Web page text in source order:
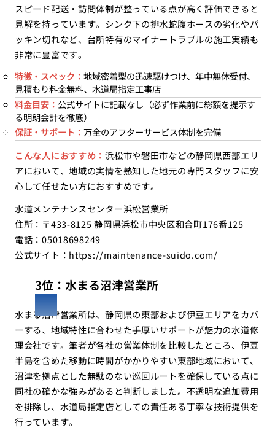
スピード配送・訪問体制が整っている点が高く評価できると
見解を持っています。シンク下の排水蛇腹ホースの劣化やパ
ッキン切れなど、台所特有のマイナートラブルの施工実績も
非常に豊富です。
特徴・スペック： 地域密着型の迅速駆けつけ、年中無休受付、
見積もり料金無料、水道局指定工事店
料金目安： 公式サイトに記載なし（必ず作業前に総額を提示す
る明朗会計を徹底）
保証・サポート： 万全のアフターサービス体制を完備
こんな人におすすめ：浜松市や磐田市などの静岡県西部エリ
アにおいて、地域の実情を熟知した地元の専門スタッフに安
心して任せたい方におすすめです。
水道メンテナンスセンター浜松営業所
住所：〒433-8125 静岡県浜松市中央区和合町176番125
電話：05018698249
公式サイト： https://maintenance-suido.com/
3位：水まる沼津営業所
水まる沼津営業所は、静岡県の東部および伊豆エリアをカバ
ーする、地域特性に合わせた手厚いサポートが魅力の水道修
理会社です。筆者が各社の営業体制を比較したところ、伊豆
半島を含めた移動に時間がかかりやすい東部地域において、
沼津を拠点とした無駄のない巡回ルートを確保している点に
同社の確かな強みがあると判断しました。不透明な追加費用
を排除し、水道局指定店としての責任ある丁寧な技術提供を
行っています。